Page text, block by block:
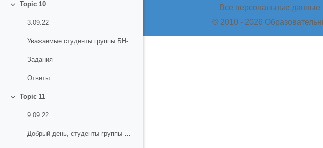
Свернуть
Topic 10
3.09.22
Уважаемые студенты группы БН-4! Вам нужно решить з...
Задания
Ответы
Свернуть
Topic 11
9.09.22
Добрый день, студенты группы БН-4! Готовимся к ВПР...
Все персональные данные
© 2010 - 2026